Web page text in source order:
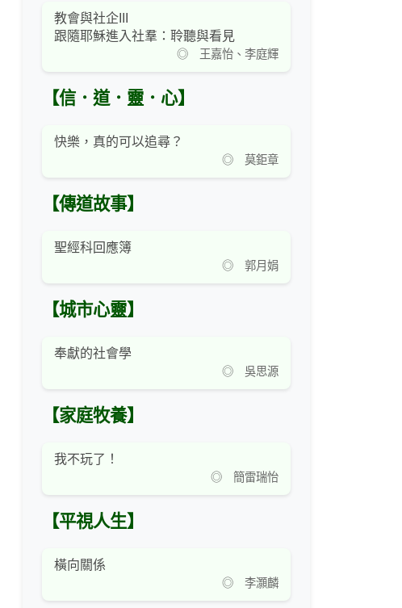
教會與社企III
跟隨耶穌進入社羣：聆聽與看見
◎ 王嘉怡、李庭輝
【信．道．靈．心】
快樂，真的可以追尋？
◎ 莫鉅章
【傳道故事】
聖經科回應簿
◎ 郭月娟
【城市心靈】
奉獻的社會學
◎ 吳思源
【家庭牧養】
我不玩了！
◎ 簡雷瑞怡
【平視人生】
橫向關係
◎ 李灝麟